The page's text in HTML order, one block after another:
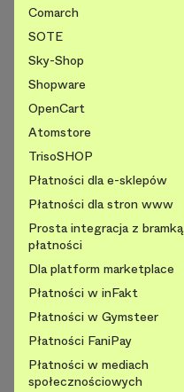
Comarch
SOTE
Sky-Shop
Shopware
OpenCart
Atomstore
TrisoSHOP
Płatności dla e-sklepów
Płatności dla stron www
Prosta integracja z bramką
płatności
Dla platform marketplace
Płatności w inFakt
Płatności w Gymsteer
Płatności FaniPay
Płatności w mediach
społecznościowych